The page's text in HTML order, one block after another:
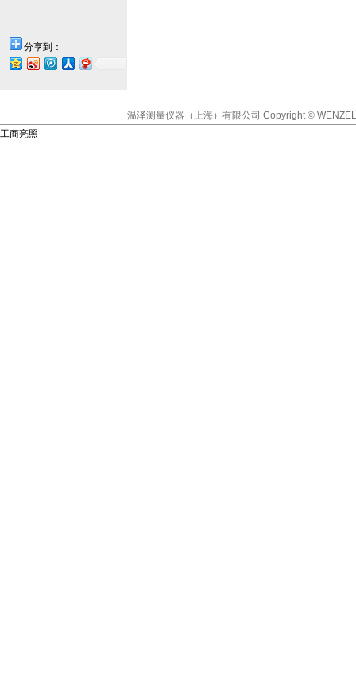
分享到：
温泽测量仪器（上海）有限公司 Copyright ©
工商亮照